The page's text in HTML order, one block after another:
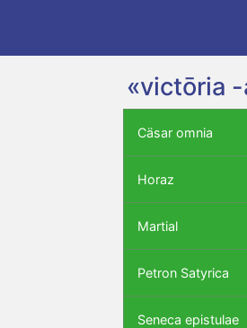
«victōria
Cäsar omnia
Horaz
Martial
Petron Satyrica
Seneca epistulae